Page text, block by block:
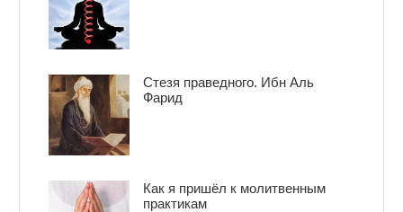
Стезя праведного. Ибн Аль
Фарид
Как я пришёл к молитвенным
практикам